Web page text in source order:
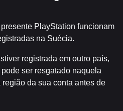
PlayStation funcionam
na Suécia.
registrada em outro país,
ser resgatado naquela
da sua conta antes de